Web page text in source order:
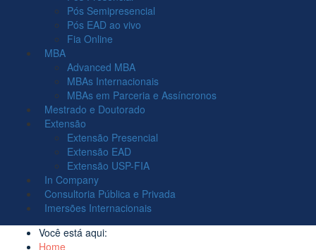
Pós Semipresencial
Pós EAD ao vivo
Fia Online
MBA
Advanced MBA
MBAs Internacionais
MBAs em Parceria e Assíncronos
Mestrado e Doutorado
Extensão
Extensão Presencial
Extensão EAD
Extensão USP-FIA
In Company
Consultoria Pública e Privada
Imersões Internacionais
Você está aqui:
Home